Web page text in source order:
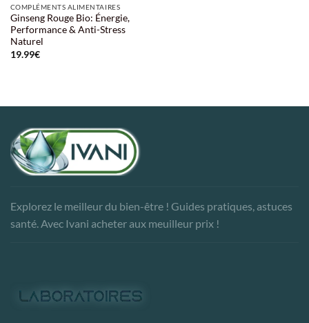
COMPLÉMENTS ALIMENTAIRES
Ginseng Rouge Bio: Énergie,
Performance & Anti-Stress
Naturel
19.99€
Explorez le meilleur du bien-être ! Guides pratiques, astuces
santé. Avec Ivani acheter aux meuilleur prix !